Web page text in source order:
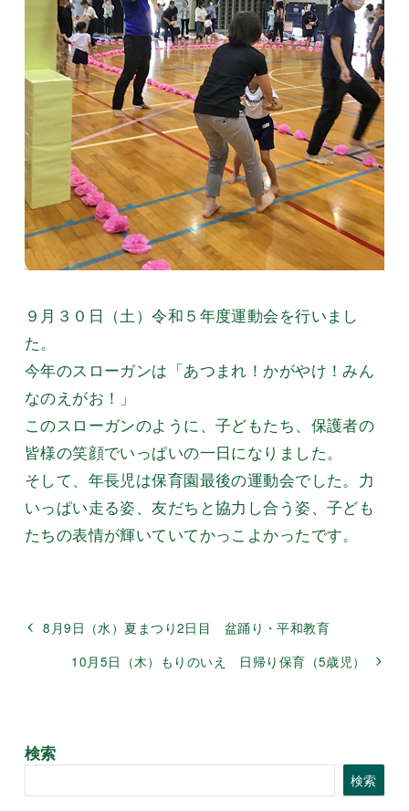
９月３０日（土）令和５年度運動会を行いまし
た。
今年のスローガンは「あつまれ！かがやけ！みん
なのえがお！」
このスローガンのように、子どもたち、保護者の
皆様の笑顔でいっぱいの一日になりました。
そして、年長児は保育園最後の運動会でした。力
いっぱい走る姿、友だちと協力し合う姿、子ども
たちの表情が輝いていてかっこよかったです。
8月9日（水）夏まつり2日目 盆踊り・平和教育
10月5日（木）もりのいえ 日帰り保育（5歳児）
検索
検索